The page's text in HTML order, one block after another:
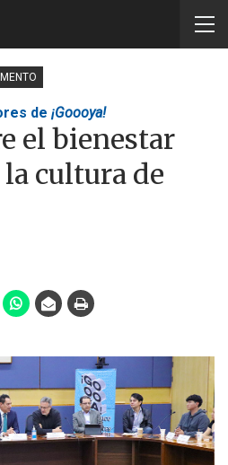
de ¡Goooya!
el bienestar
cultura de